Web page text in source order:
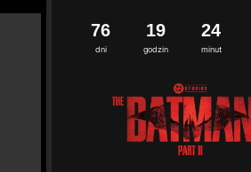
dni
76
godzin
19
minut
24